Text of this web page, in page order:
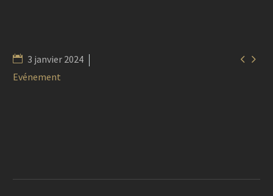
 
3 janvier 2024
Evénement